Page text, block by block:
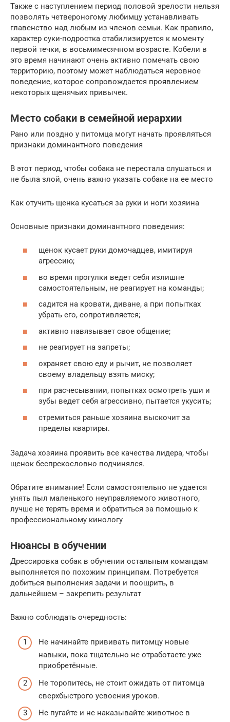
Также с наступлением период половой зрелости нельзя
позволять четвероногому любимцу устанавливать
главенство над любым из членов семьи. Как правило,
характер суки-подростка стабилизируется к моменту
первой течки, в восьмимесячном возрасте. Кобели в
это время начинают очень активно помечать свою
территорию, поэтому может наблюдаться неровное
поведение, которое сопровождается проявлением
некоторых щенячьих привычек.
Место собаки в семейной иерархии
Рано или поздно у питомца могут начать проявляться
признаки доминантного поведения
В этот период, чтобы собака не перестала слушаться и
не была злой, очень важно указать собаке на ее место
Как отучить щенка кусаться за руки и ноги хозяина
Основные признаки доминантного поведения:
щенок кусает руки домочадцев, имитируя
агрессию;
во время прогулки ведет себя излишне
самостоятельным, не реагирует на команды;
садится на кровати, диване, а при попытках
убрать его, сопротивляется;
активно навязывает свое общение;
не реагирует на запреты;
охраняет свою еду и рычит, не позволяет
своему владельцу взять миску;
при расчесывании, попытках осмотреть уши и
зубы ведет себя агрессивно, пытается укусить;
стремиться раньше хозяина выскочит за
пределы квартиры.
Задача хозяина проявить все качества лидера, чтобы
щенок беспрекословно подчинялся.
Обратите внимание! Если самостоятельно не удается
унять пыл маленького неуправляемого животного,
лучше не терять время и обратиться за помощью к
профессиональному кинологу
Нюансы в обучении
Дрессировка собак в обучении остальным командам
выполняется по похожим принципам. Потребуется
добиться выполнения задачи и поощрить, в
дальнейшем – закрепить результат
Важно соблюдать очередность:
Не начинайте прививать питомцу новые
навыки, пока тщательно не отработаете уже
приобретённые.
Не торопитесь, не стоит ожидать от питомца
сверхбыстрого усвоения уроков.
Не пугайте и не наказывайте животное в